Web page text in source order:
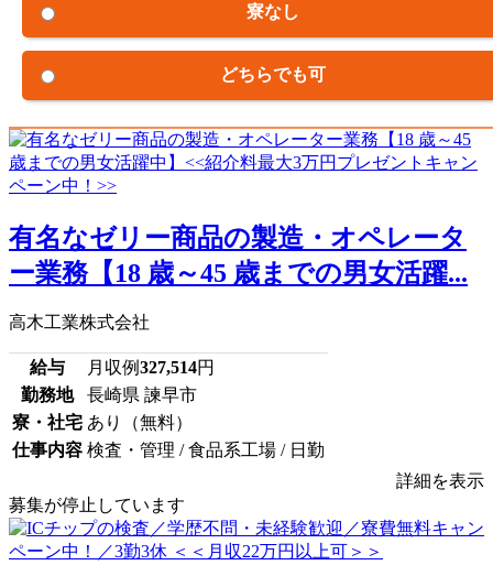
寮なし
どちらでも可
有名なゼリー商品の製造・オペレータ
ー業務【18 歳～45 歳までの男女活躍...
高木工業株式会社
給与 月収例327,514円
勤務地
長崎県 諫早市
寮・社宅 あり（無料）
仕事内容 検査・管理 / 食品系工場 / 日勤
詳細を表示
募集が停止しています